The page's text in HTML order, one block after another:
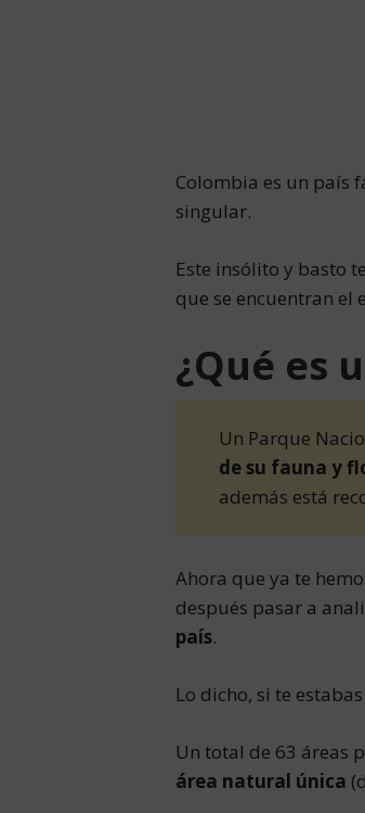
Colombia es un país
singular.
Este insólito y basto
que se encuentran el
¿Qué es
Un Parque
de su fauna y
además está
Ahora que ya te
después pasar a
país.
Lo dicho, si te
Un total de 63 áreas
área natural única